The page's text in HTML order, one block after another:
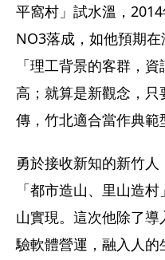
平窩村」試水溫，
NO3落成，如他預期在
「理工背景的客群，
高；就算是新觀念，
傳，竹北適合當作典範
勇於接收新知的新竹
「都市造山、里山造
山實現。這次他除了
驗軟體營運，融入人